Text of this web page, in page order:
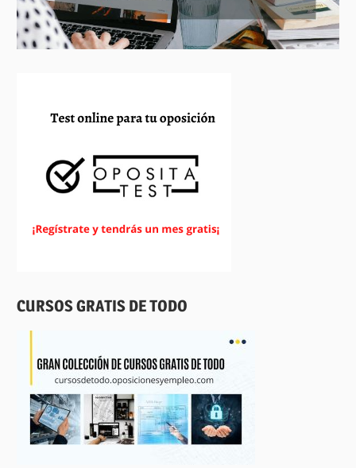
CURSOS GRATIS DE TODO